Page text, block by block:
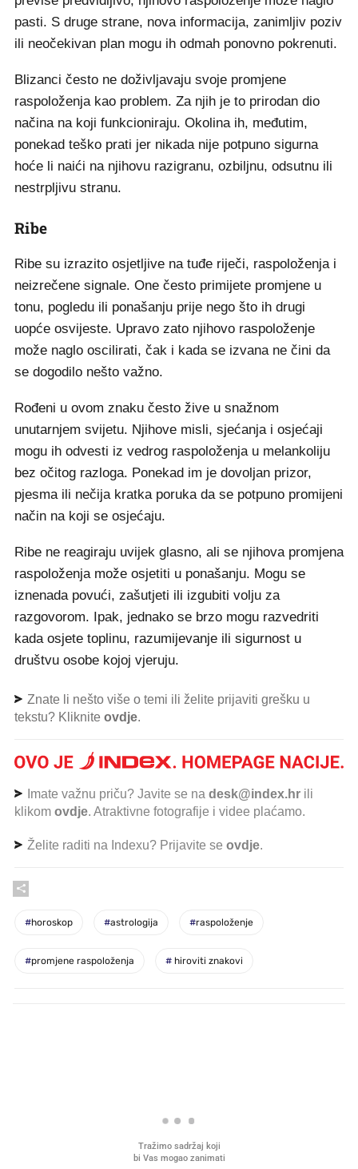
pasti. S druge strane, nova informacija, zanimljiv poziv
ili neočekivan plan mogu ih odmah ponovno pokrenuti.
Blizanci često ne doživljavaju svoje promjene
raspoloženja kao problem. Za njih je to prirodan dio
načina na koji funkcioniraju. Okolina ih, međutim,
ponekad teško prati jer nikada nije potpuno sigurna
hoće li naići na njihovu razigranu, ozbiljnu, odsutnu ili
nestrpljivu stranu.
Ribe
Ribe su izrazito osjetljive na tuđe riječi, raspoloženja i
neizrečene signale. One često primijete promjene u
tonu, pogledu ili ponašanju prije nego što ih drugi
uopće osvijeste. Upravo zato njihovo raspoloženje
može naglo oscilirati, čak i kada se izvana ne čini da
se dogodilo nešto važno.
Rođeni u ovom znaku često žive u snažnom
unutarnjem svijetu. Njihove misli, sjećanja i osjećaji
mogu ih odvesti iz vedrog raspoloženja u melankoliju
bez očitog razloga. Ponekad im je dovoljan prizor,
pjesma ili nečija kratka poruka da se potpuno promijeni
način na koji se osjećaju.
Ribe ne reagiraju uvijek glasno, ali se njihova promjena
raspoloženja može osjetiti u ponašanju. Mogu se
iznenada povući, zašutjeti ili izgubiti volju za
razgovorom. Ipak, jednako se brzo mogu razvedriti
kada osjete toplinu, razumijevanje ili sigurnost u
društvu osobe kojoj vjeruju.
Znate li nešto više o temi ili želite prijaviti grešku u
tekstu? Kliknite ovdje.
Imate važnu priču? Javite se na desk@index.hr ili
klikom ovdje. Atraktivne fotografije i videe plaćamo.
Želite raditi na Indexu? Prijavite se ovdje.
#horoskop #astrologija #raspoloženje
#promjene raspoloženja # hiroviti znakovi